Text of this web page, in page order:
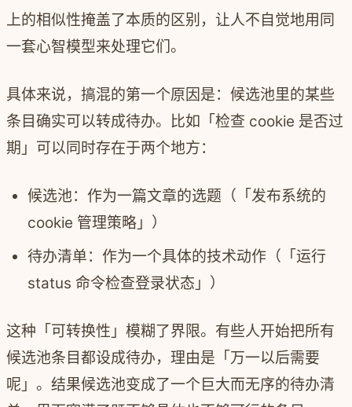
上的相似性掩盖了本质的区别，让人不自觉地用同
一套心智模型来处理它们。
具体来说，搞混的第一个原因是：候选池里的某些
条目确实可以转成待办。比如「检查 cookie 是否过
期」可以同时存在于两个地方：
候选池：作为一篇文章的选题（「发布系统的
cookie 管理策略」）
待办清单：作为一个具体的技术动作（「运行
status 命令检查登录状态」）
这种「可转换性」模糊了界限。有些人开始把所有
候选池条目都设成待办，理由是「万一以后需要
呢」。结果候选池变成了一个巨大而无序的待办清